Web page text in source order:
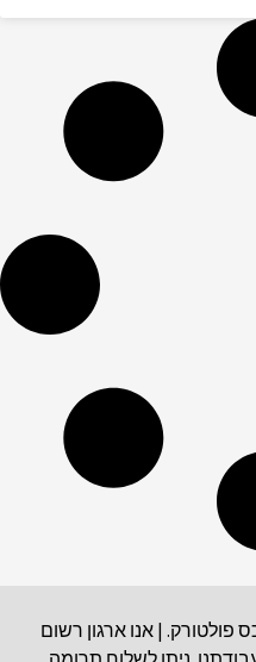
פולטורק. | אנו ארגון רשום